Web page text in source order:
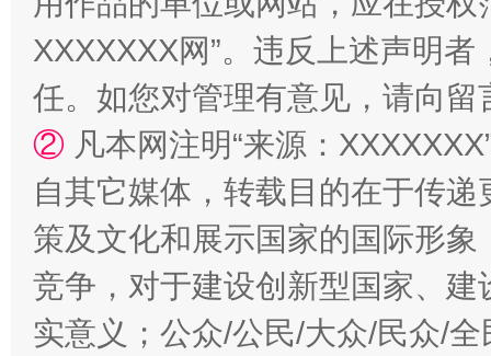
国家大学科技园优化重塑工作
扯下公款旅游的“隐身衣” 如何以
XXXXXXX网”。违反上述声明
任。如您对管理有意见，请向
② 凡本网注明“来源：
自其它媒体，转载目的在于传
策及文化和展示国家的国际形
竞争，对于建设创新型国家、
实意义；公众/公民/大众/民众/